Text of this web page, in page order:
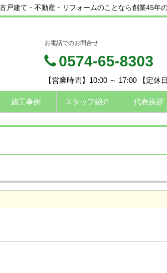
戸建て・不動産・リフォームのことなら創業45年
お電話でのお問合せ
0574-65-8303
【営業時間】10:00 ～ 17:00 【定休
施工事例 スタッフ紹介 代表挨拶